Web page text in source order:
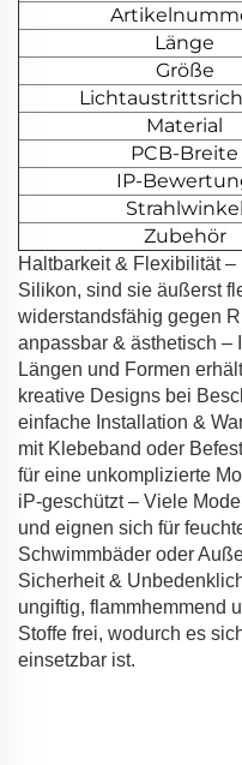
Länge
Größe
Material
PCB-Breite
IP-
Strahlwinkel
Zubehör
Haltbarkeit & Flexibilität
Silikon, sind sie äußerst
widerstandsfähig gegen
anpassbar & ästhetisch –
Längen und Formen
kreative Designs bei
einfache Installation &
mit Klebeband oder
für eine unkomplizierte
iP-geschützt – Viele
und eignen sich für
Schwimmbäder oder
Sicherheit &
ungiftig, flammhemmend
Stoffe frei, wodurch es
einsetzbar ist.